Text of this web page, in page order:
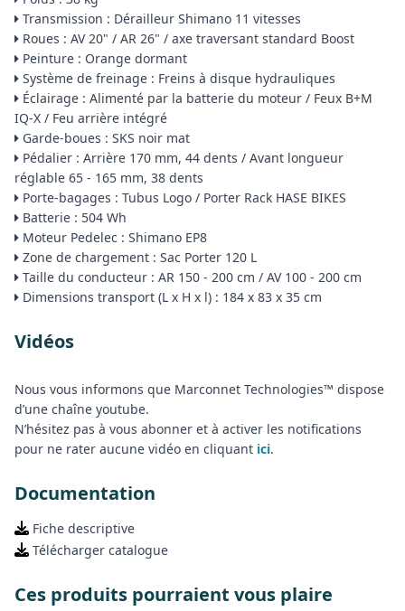
Transmission : Dérailleur Shimano 11 vitesses
Roues : AV 20" / AR 26" / axe traversant standard Boost
Peinture : Orange dormant
Système de freinage : Freins à disque hydrauliques
Éclairage : Alimenté par la batterie du moteur / Feux B+M
IQ-X / Feu arrière intégré
Garde-boues : SKS noir mat
Pédalier : Arrière 170 mm, 44 dents / Avant longueur
réglable 65 - 165 mm, 38 dents
Porte-bagages : Tubus Logo / Porter Rack HASE BIKES
Batterie : 504 Wh
Moteur Pedelec : Shimano EP8
Zone de chargement : Sac Porter 120 L
Taille du conducteur : AR 150 - 200 cm / AV 100 - 200 cm
Dimensions transport (L x H x l) : 184 x 83 x 35 cm
Vidéos
Nous vous informons que Marconnet Technologies™ dispose
d’une chaîne youtube.
N’hésitez pas à vous abonner et à activer les notifications
pour ne rater aucune vidéo en cliquant ici.
Documentation
Fiche descriptive
Télécharger catalogue
Ces produits pourraient vous plaire